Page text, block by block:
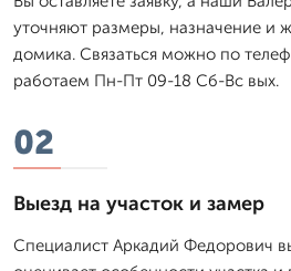
уточняют размеры, назначение и
домика. Связаться можно по
работаем Пн-Пт 09-18 Сб-Вс вых.
02
Выезд на участок и замер
Специалист Аркадий Федорович